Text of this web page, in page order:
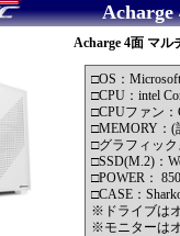
Acharge 4面 マ
□OS：
□CPU：intel
□CPUファン
□MEMORY：(
□グラフィック
□SSD(M.2)：
□POWER：
□CASE：
※ドライブは
※モニターは